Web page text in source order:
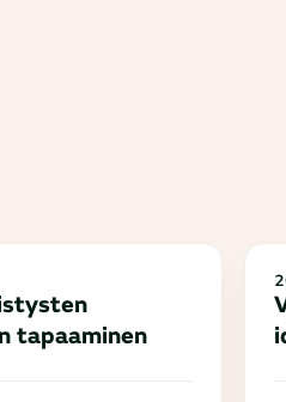
tapaaminen